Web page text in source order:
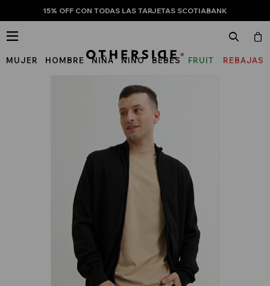
15% OFF CON TODAS LAS TARJETAS SCOTIABANK
MUJER HOMBRE NIÑA NIÑO BEBÉS
FRUIT
REBAJAS
